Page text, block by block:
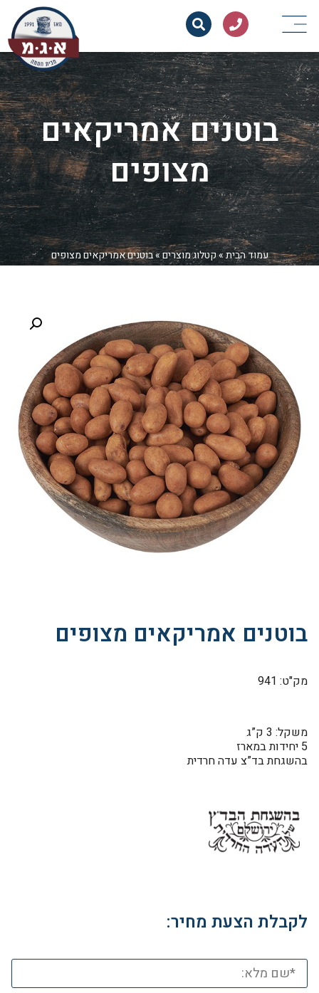
בוטנים אמריקאים
מצופים
עמוד הבית»קטלוג מוצרים»בוטנים אמריקאים מצופים
בוטנים אמריקאים מצופים
מק"ט: 941
משקל: 3 ק”ג
5 יחידות במארז
בהשגחת בד”צ עדה חרדית
לקבלת הצעת מחיר: